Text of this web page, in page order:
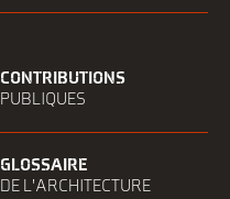
CONTRIBUTIONS
PUBLIQUES
GLOSSAIRE
DE L'ARCHITECTURE